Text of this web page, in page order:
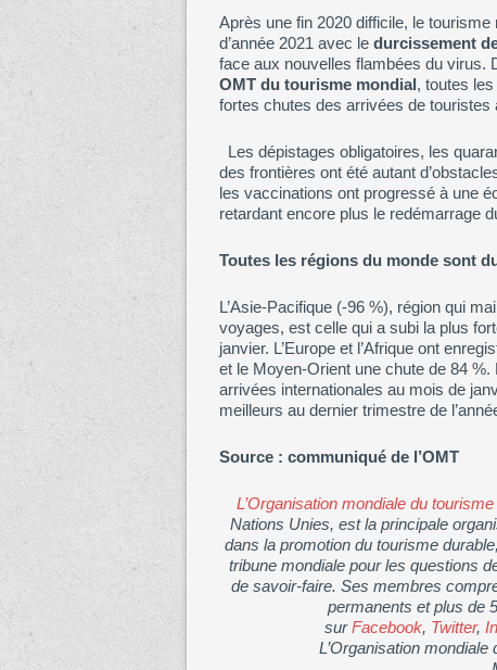
Après une fin 2020 difficile, le
d’année 2021 avec le durcissement
face aux nouvelles flambées du virus.
OMT du tourisme mondial, toutes
fortes chutes des arrivées de touristes
Les dépistages obligatoires, les
des frontières ont été autant
les vaccinations ont progressé à une
retardant encore plus le redémarrage
Toutes les régions du monde sont
L’Asie-Pacifique (-96 %), région qui
voyages, est celle qui a subi la plus
janvier. L’Europe et l’Afrique ont
et le Moyen-Orient une chute de 84
arrivées internationales au mois de
meilleurs au dernier trimestre de
Source : communiqué de l’OMT
L’Organisation mondiale du
Nations Unies, est la principale
dans la promotion du tourisme
tribune mondiale pour les questions
de savoir-faire. Ses membres
permanents et plus de
surFacebook, Twitter,
L’Organisation